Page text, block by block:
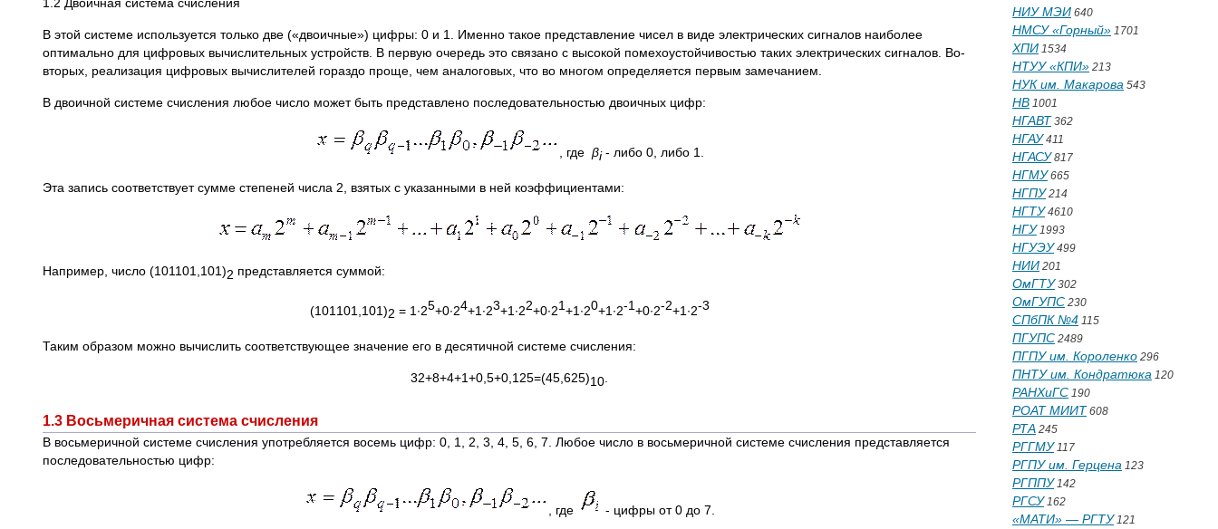
В этой системе используется только две («двоичные») цифры: 0 и 1. Именно такое представление чисел в виде электрических сигналов наиболее
оптимально для цифровых вычислительных устройств. В первую очередь это связано с высокой помехоустойчивостью таких электрических сигналов. Во-
вторых, реализация цифровых вычислителей гораздо проще, чем аналоговых, что во многом определяется первым замечанием.
В двоичной системе счисления любое число может быть представлено последовательностью двоичных цифр:
, где βi- либо 0, либо 1.
Эта запись соответствует сумме степеней числа 2, взятых с указанными в ней коэффициентами:
Например, число (101101,101)2 представляется суммой:
(101101,101)2 = 1∙25+0∙24+1∙23+1∙22+0∙21+1∙20+1∙2-1+0∙2-2+1∙2-3
Таким образом можно вычислить соответствующее значение его в десятичной системе счисления:
32+8+4+1+0,5+0,125=(45,625)10
1.3 Восьмеричная система счисления
В восьмеричной системе счисления употребляется восемь цифр: 0, 1, 2, 3, 4, 5, 6, 7. Любое число в восьмеричной системе счисления представляется
последовательностью цифр:
, где - цифры от 0 до 7.
НИУ МЭИ 640
НМСУ «Горный» 1701
ХПИ 1534
НТУУ «КПИ» 213
НУК им. Макарова 543
НВ 1001
НГАВТ 362
НГАУ411
НГАСУ817
НГМУ665
НГПУ214
НГТУ4610
НГУ1993
НГУЭУ499
НИИ 201
ОмГТУ302
ОмГУПС 230
СПбПК №4 115
ПГУПС 2489
ПГПУ им. Короленко 296
ПНТУ им. Кондратюка 120
РАНХиГС 190
РОАТ МИИТ 608
РТА 245
РГГМУ117
РГПУ им. Герцена 123
РГППУ142
РГСУ162
«МАТИ» — РГТУ121